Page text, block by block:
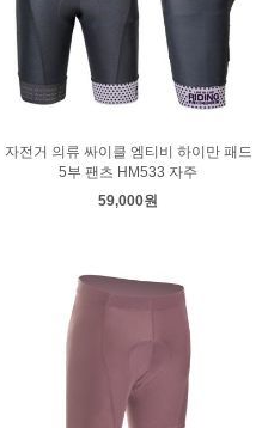
자전거 의류 싸이클 엠티비 하이만 패드
5부 팬츠 HM533 자주
59,000원